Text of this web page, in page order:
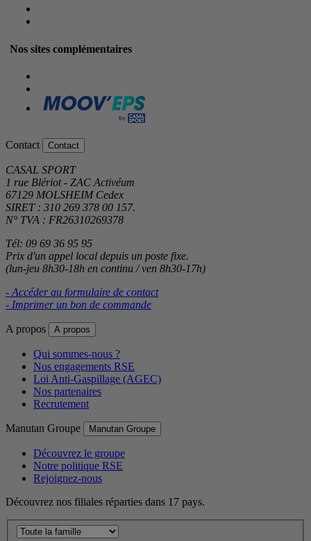
Nos sites complémentaires
Contact Contact
CASAL SPORT
1 rue Blériot - ZAC Activéum
67129 MOLSHEIM Cedex
SIRET : 310 269 378 00 157.
N° TVA : FR26310269378
Tél: 09 69 36 95 95
Prix d'un appel local depuis un poste fixe.
(lun-jeu 8h30-18h en continu / ven 8h30-17h)
- Accéder au formulaire de contact
- Imprimer un bon de commande
A propos A propos
Qui sommes-nous ?
Nos engagements RSE
Loi Anti-Gaspillage (AGEC)
Nos partenaires
Recrutement
Manutan Groupe Manutan Groupe
Découvrez le groupe
Notre politique RSE
Rejoignez-nous
Découvrez nos filiales réparties dans 17 pays.